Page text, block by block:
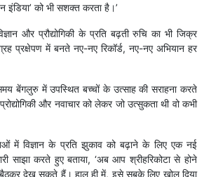
इंडिया’ को भी सशक्त करता है।’
और प्रौद्योगिकी के प्रति बढ़ती रुचि का भी जिक्र
प्रक्षेपण में बनते नए-नए रिकॉर्ड, नए-नए अभियान हर
बेंगलुरु में उपस्थित बच्चों के उत्साह की सराहना करते
और नवाचार को लेकर जो उत्सुकता थी वो कभी
में विज्ञान के प्रति झुकाव को बढ़ाने के लिए एक नई
साझा करते हुए बताया, ‘अब आप श्रीहरिकोटा से होने
बैठकर देख सकते हैं। हाल ही में, इसे सबके लिए खोल दिया